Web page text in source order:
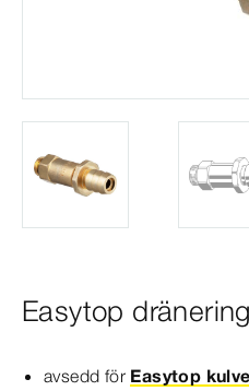
Easytop
avsedd för Easytop